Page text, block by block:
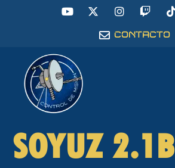
CONTACTO
SOYUZ 2.1B